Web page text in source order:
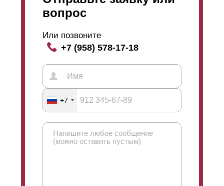
вопрос
Или позвоните
+7 (958) 578-17-18
+7